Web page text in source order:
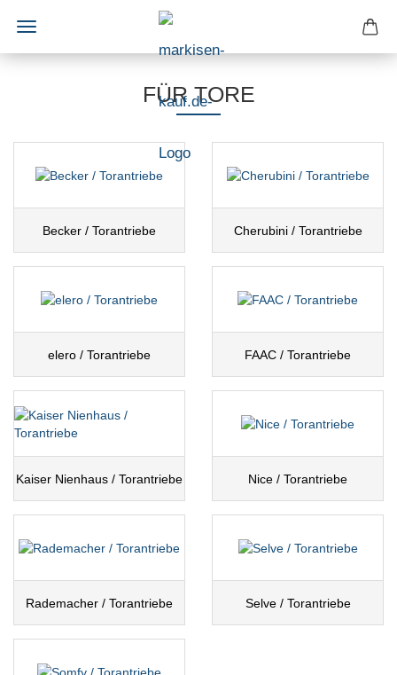
FÜR TORE
Becker / Torantriebe Cherubini / Torantriebe
elero / Torantriebe FAAC / Torantriebe
Kaiser Nienhaus / Torantriebe Nice / Torantriebe
Rademacher / Torantriebe Selve / Torantriebe